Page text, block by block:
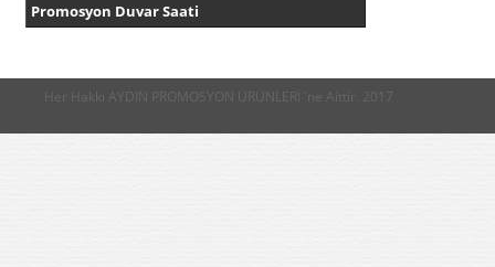
Promosyon Duvar Saati
Her Hakkı AYDIN PROMOSYON ÜRÜNLERİ 'ne Aittir. 2017